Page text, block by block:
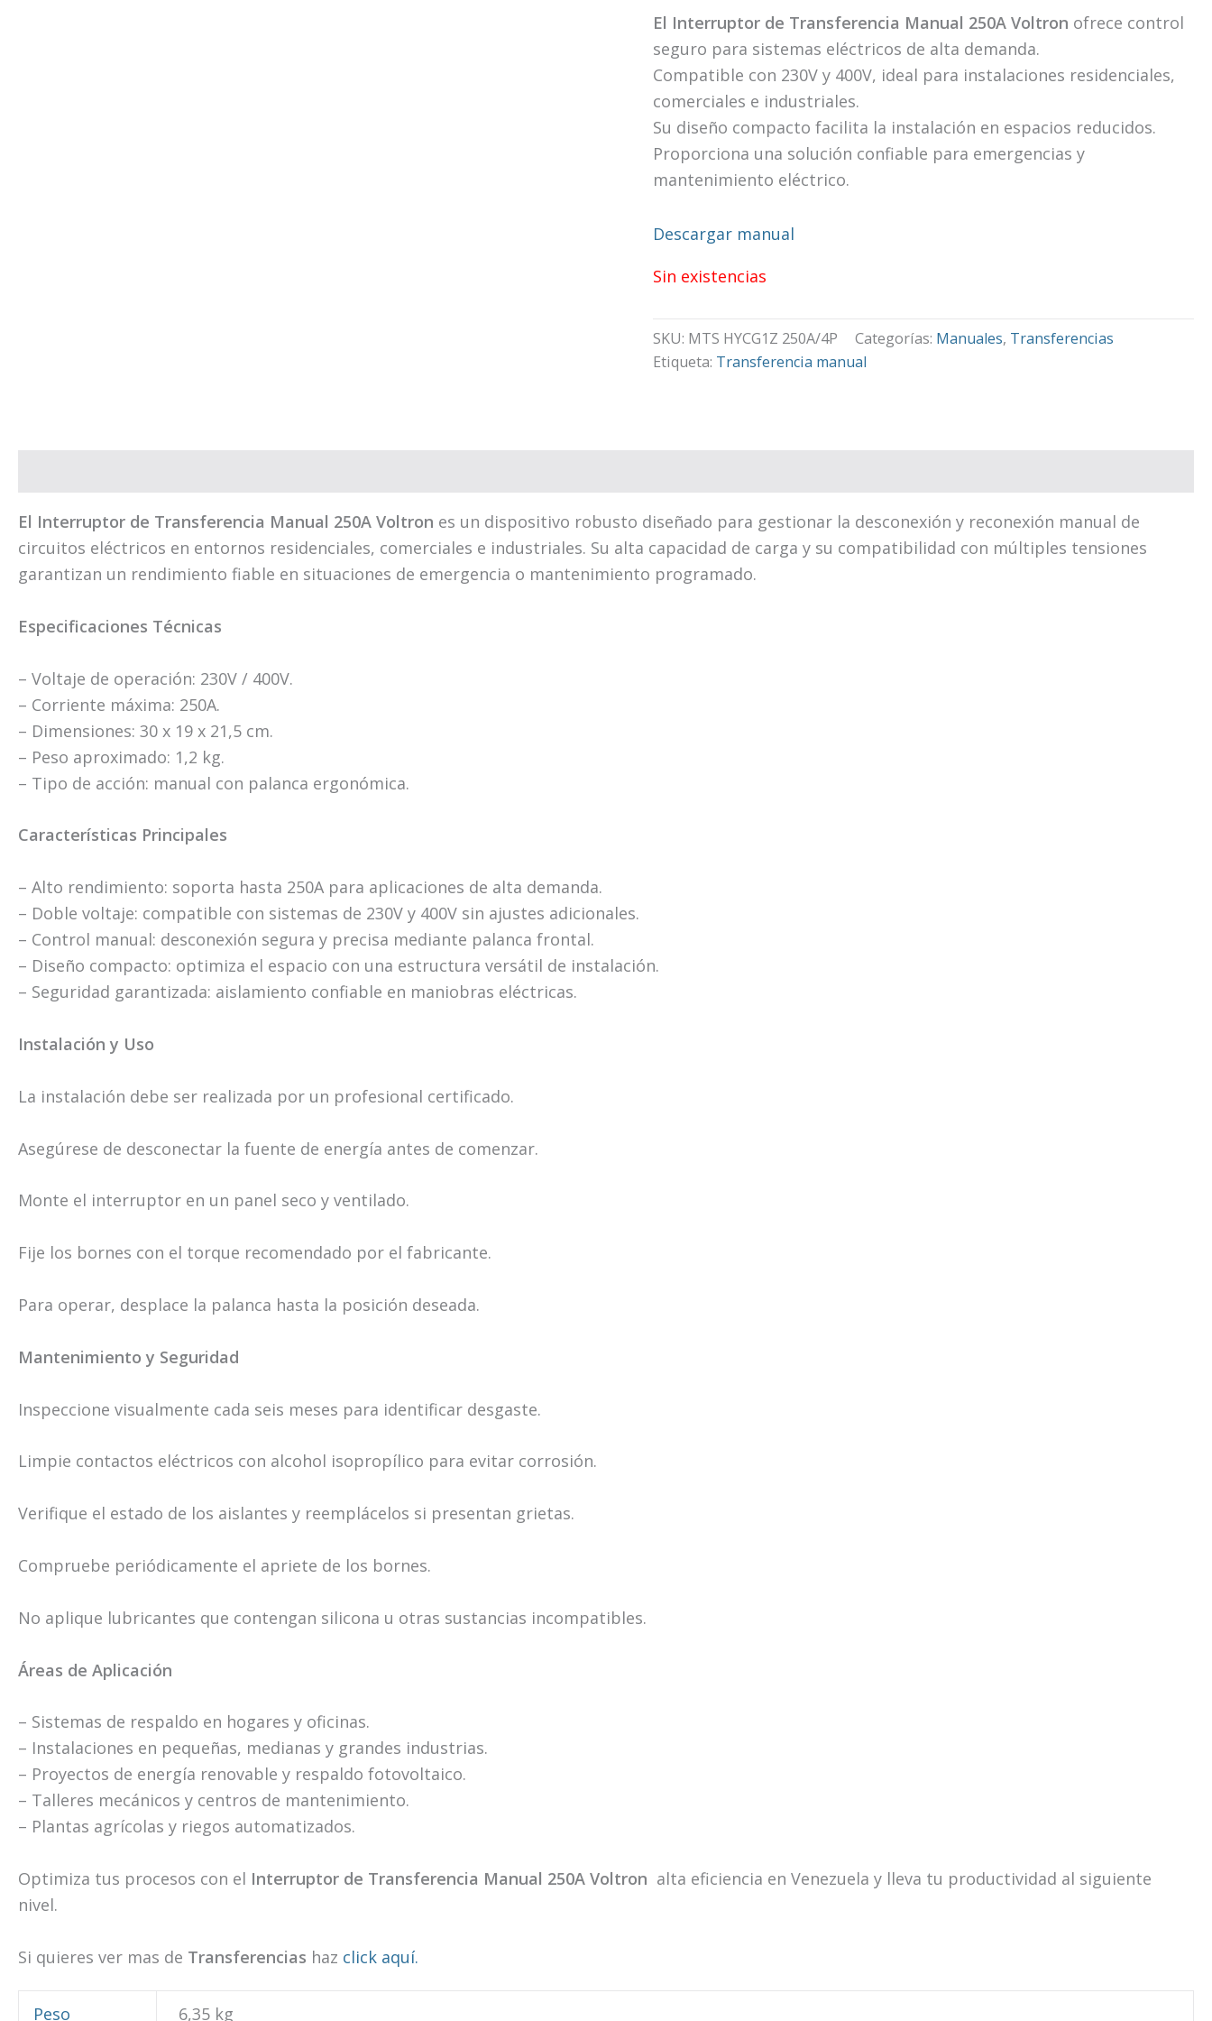
El Interruptor de Transferencia Manual 250A Voltron ofrece control
seguro para sistemas eléctricos de alta demanda.
Compatible con 230V y 400V, ideal para instalaciones residenciales,
comerciales e industriales.
Su diseño compacto facilita la instalación en espacios reducidos.
Proporciona una solución confiable para emergencias y
mantenimiento eléctrico.
Descargar manual
Sin existencias
SKU: MTS HYCG1Z 250A/4P Categorías: Manuales, Transferencias
Etiqueta: Transferencia manual
El Interruptor de Transferencia Manual 250A Voltron es un dispositivo robusto diseñado para gestionar la desconexión y reconexión manual de
circuitos eléctricos en entornos residenciales, comerciales e industriales. Su alta capacidad de carga y su compatibilidad con múltiples tensiones
garantizan un rendimiento fiable en situaciones de emergencia o mantenimiento programado.
Especificaciones Técnicas
– Voltaje de operación: 230V / 400V.
– Corriente máxima: 250A.
– Dimensiones: 30 x 19 x 21,5 cm.
– Peso aproximado: 1,2 kg.
– Tipo de acción: manual con palanca ergonómica.
Características Principales
– Alto rendimiento: soporta hasta 250A para aplicaciones de alta demanda.
– Doble voltaje: compatible con sistemas de 230V y 400V sin ajustes adicionales.
– Control manual: desconexión segura y precisa mediante palanca frontal.
– Diseño compacto: optimiza el espacio con una estructura versátil de instalación.
– Seguridad garantizada: aislamiento confiable en maniobras eléctricas.
Instalación y Uso
La instalación debe ser realizada por un profesional certificado.
Asegúrese de desconectar la fuente de energía antes de comenzar.
Monte el interruptor en un panel seco y ventilado.
Fije los bornes con el torque recomendado por el fabricante.
Para operar, desplace la palanca hasta la posición deseada.
Mantenimiento y Seguridad
Inspeccione visualmente cada seis meses para identificar desgaste.
Limpie contactos eléctricos con alcohol isopropílico para evitar corrosión.
Verifique el estado de los aislantes y reemplácelos si presentan grietas.
Compruebe periódicamente el apriete de los bornes.
No aplique lubricantes que contengan silicona u otras sustancias incompatibles.
Áreas de Aplicación
– Sistemas de respaldo en hogares y oficinas.
– Instalaciones en pequeñas, medianas y grandes industrias.
– Proyectos de energía renovable y respaldo fotovoltaico.
– Talleres mecánicos y centros de mantenimiento.
– Plantas agrícolas y riegos automatizados.
Optimiza tus procesos con el Interruptor de Transferencia Manual 250A Voltron alta eficiencia en Venezuela y lleva tu productividad al siguiente
nivel.
Si quieres ver mas de Transferencias haz click aquí.
Peso 6,35 kg